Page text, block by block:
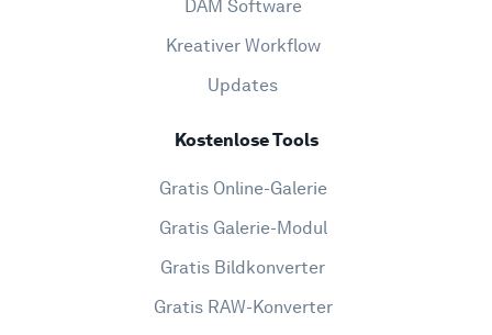
DAM Software
Kreativer Workflow
Updates
Kostenlose Tools
Gratis Online-Galerie
Gratis Galerie-Modul
Gratis Bildkonverter
Gratis RAW-Konverter